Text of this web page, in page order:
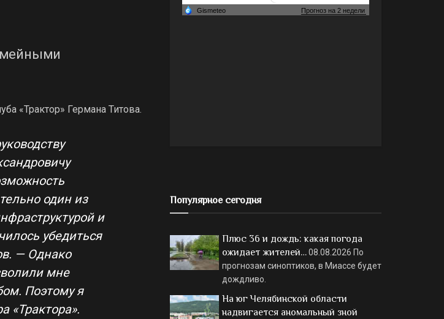
«Трактор» Германа Титова.
один из
и
убедиться
— Однако
мне
Поэтому я
«Трактора».
Популярное сегодня
Плюс 36 и дождь: какая погода
ожидает жителей…08.08.2026 По
прогнозам синоптиков, в Миассе будет
дождливо.
На юг Челябинской области
надвигается аномальный зной